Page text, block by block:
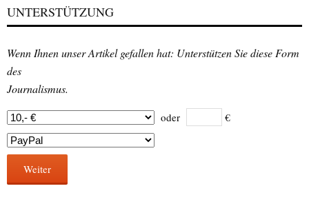
UNTERSTÜTZUNG
Wenn Ihnen unser Artikel gefallen hat: Unterstützen Sie diese Form
des
Journalismus.
oder €
Weiter